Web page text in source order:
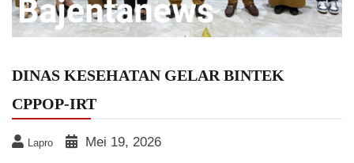
DINAS KESEHATAN GELAR BINTEK
CPPOP-IRT
Lapro Mei 19, 2026